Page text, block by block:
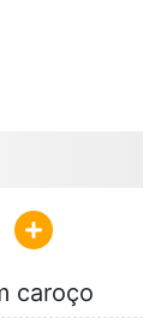
caroço